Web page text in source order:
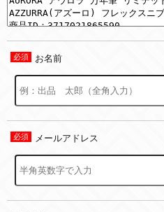
お名前
メールアドレス